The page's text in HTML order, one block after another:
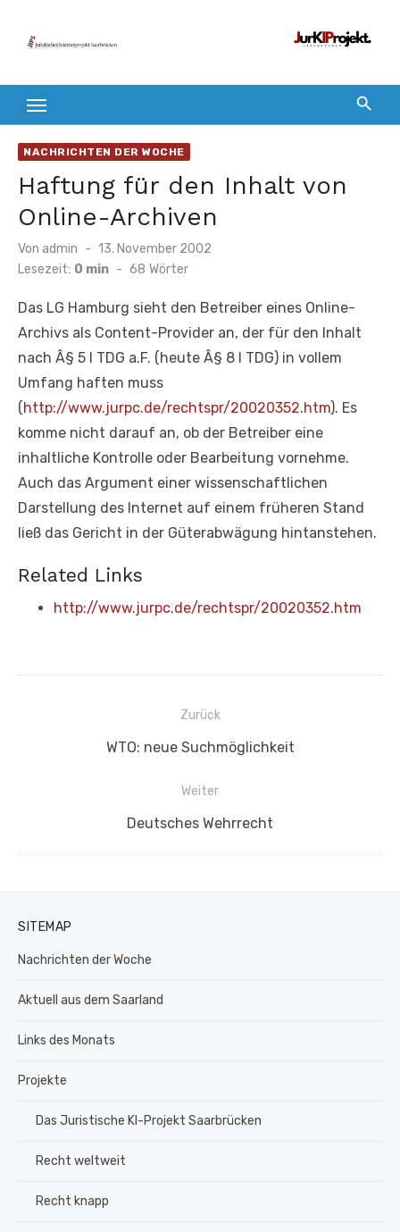
Inhalt
NACHRICHTEN DER WOCHE
Haftung für den Inhalt von
Online-Archiven
Von admin
Veröffentlicht
am
13. November 2002
Lesezeit: 0 min - 68 Wörter
Das LG Hamburg sieht den Betreiber eines Online-
Archivs als Content-Provider an, der für den Inhalt
nach Â§ 5 I TDG a.F. (heute Â§ 8 I TDG) in vollem
Umfang haften muss
(http://www.jurpc.de/rechtspr/20020352.htm). Es
komme nicht darauf an, ob der Betreiber eine
inhaltliche Kontrolle oder Bearbeitung vornehme.
Auch das Argument einer wissenschaftlichen
Darstellung des Internet auf einem früheren Stand
ließ das Gericht in der Güterabwägung hintanstehen.
Related Links
http://www.jurpc.de/rechtspr/20020352.htm
Beitragsnavigation
Zurück
Vorheriger
WTO: neue Suchmöglichkeit
Weiter
Nächster
Deutsches Wehrrecht
SITEMAP
Nachrichten der Woche
Aktuell aus dem Saarland
Links des Monats
Projekte
Das Juristische KI-Projekt Saarbrücken
Recht weltweit
Recht knapp